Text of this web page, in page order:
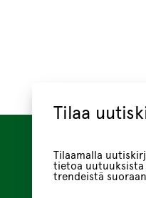
Tilaa
Tilaamalla
tietoa uutuuksista
trendeistä